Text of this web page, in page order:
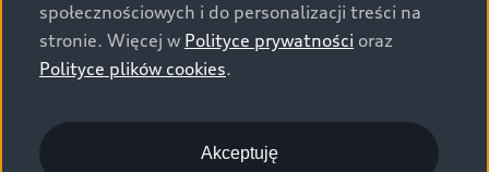
względem możliwości odzysku i recyklingu wymagania
określone w normie ISO 22628 i są zgodne z
europejskimi świadectwami homologacji wydanymi wg
o.o. podlega obowiązkowi zapewnienia wszystkim
użytkownikom samochodów marki Volkswagen sieci
społecznościowych i do personalizacji treści na
stronie. Więcej w Polityce prywatności oraz
Polityce plików cookies.
Akceptuję